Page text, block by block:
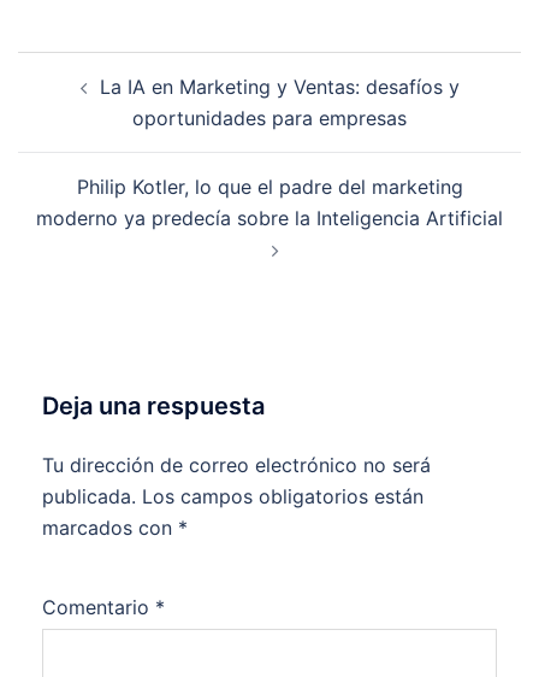
entradas
La IA en Marketing y Ventas: desafíos y
oportunidades para empresas
Philip Kotler, lo que el padre del marketing
moderno ya predecía sobre la Inteligencia Artificial
Deja una respuesta
Tu dirección de correo electrónico no será
publicada. Los campos obligatorios están
marcados con *
Comentario *